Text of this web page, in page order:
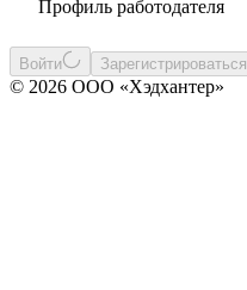
Профиль работодателя
Войти Зарегистрироваться
© 2026 ООО «Хэдхантер»